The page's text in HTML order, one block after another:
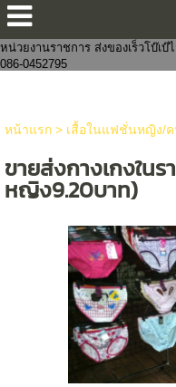
ขายส่งกางเกงในแฟชั่นงานจีนไ
งานแฟชั่น ถูกกว่าโบ๊เบ๊ หาสินค้า
หน่วยงานราชการ ส่งของเร็วโบ๊เ
086-0452795
หน้าแรก> เสื้อในแฟชั่นหญิง/ค
ขายส่งกางเกงใน
หญิง9.20บาท)